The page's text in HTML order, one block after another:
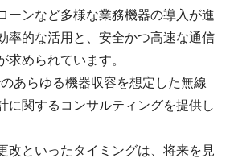
ーンなど多様な業務機器の導入が進
率的な活用と、安全かつ高速な通信
求められています。
あらゆる機器収容を想定した無線
に関するコンサルティングを提供し
改といったタイミングは、将来を見